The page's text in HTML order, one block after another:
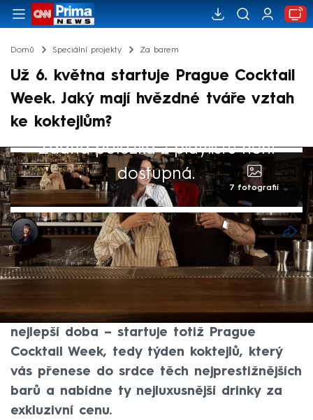
Domů Speciální projekty Za barem
Už 6. května startuje Prague Cocktail
Week. Jaký mají hvězdné tváře vztah
ke koktejlům?
Žádná položka z playlistu není
dostupná.
7 fotografií
Pavlína Švarcová
2. kvě 2025, 11:40
Nebaví vás pít jen Mojito a Cuba Libre?
Chcete zažít něco nového, ale nevíte, jak a
kde začít? Pak je pro vás 6. květen ta
nejlepší doba – startuje totiž Prague
Cocktail Week, tedy týden koktejlů, který
vás přenese do srdce těch nejprestižnějších
barů a nabídne ty nejluxusnější drinky za
exkluzivní cenu.